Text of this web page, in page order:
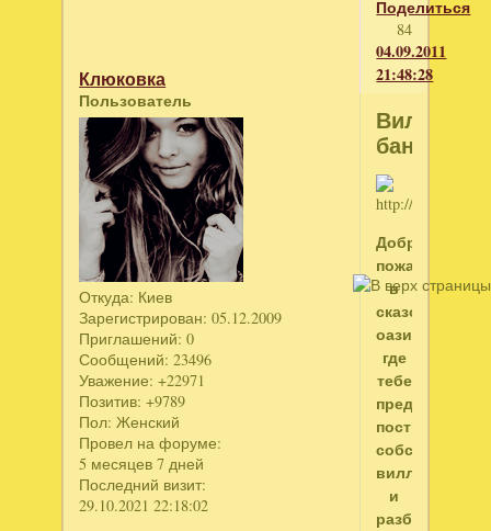
Поделиться
84
04.09.2011
21:48:28
Клюковка
Пользователь
Откуда: Киев
Зарегистрирован: 05.12.2009
Приглашений: 0
Сообщений: 23496
Уважение: +22971
Позитив: +9789
Пол: Женский
Провел на форуме:
5 месяцев 7 дней
Последний визит:
29.10.2021 22:18:02
Вилла
банана
Добро
пожаловать
в
сказочный
оазис,
где
тебе
предстоит
построить
собственную
виллу
и
разбить